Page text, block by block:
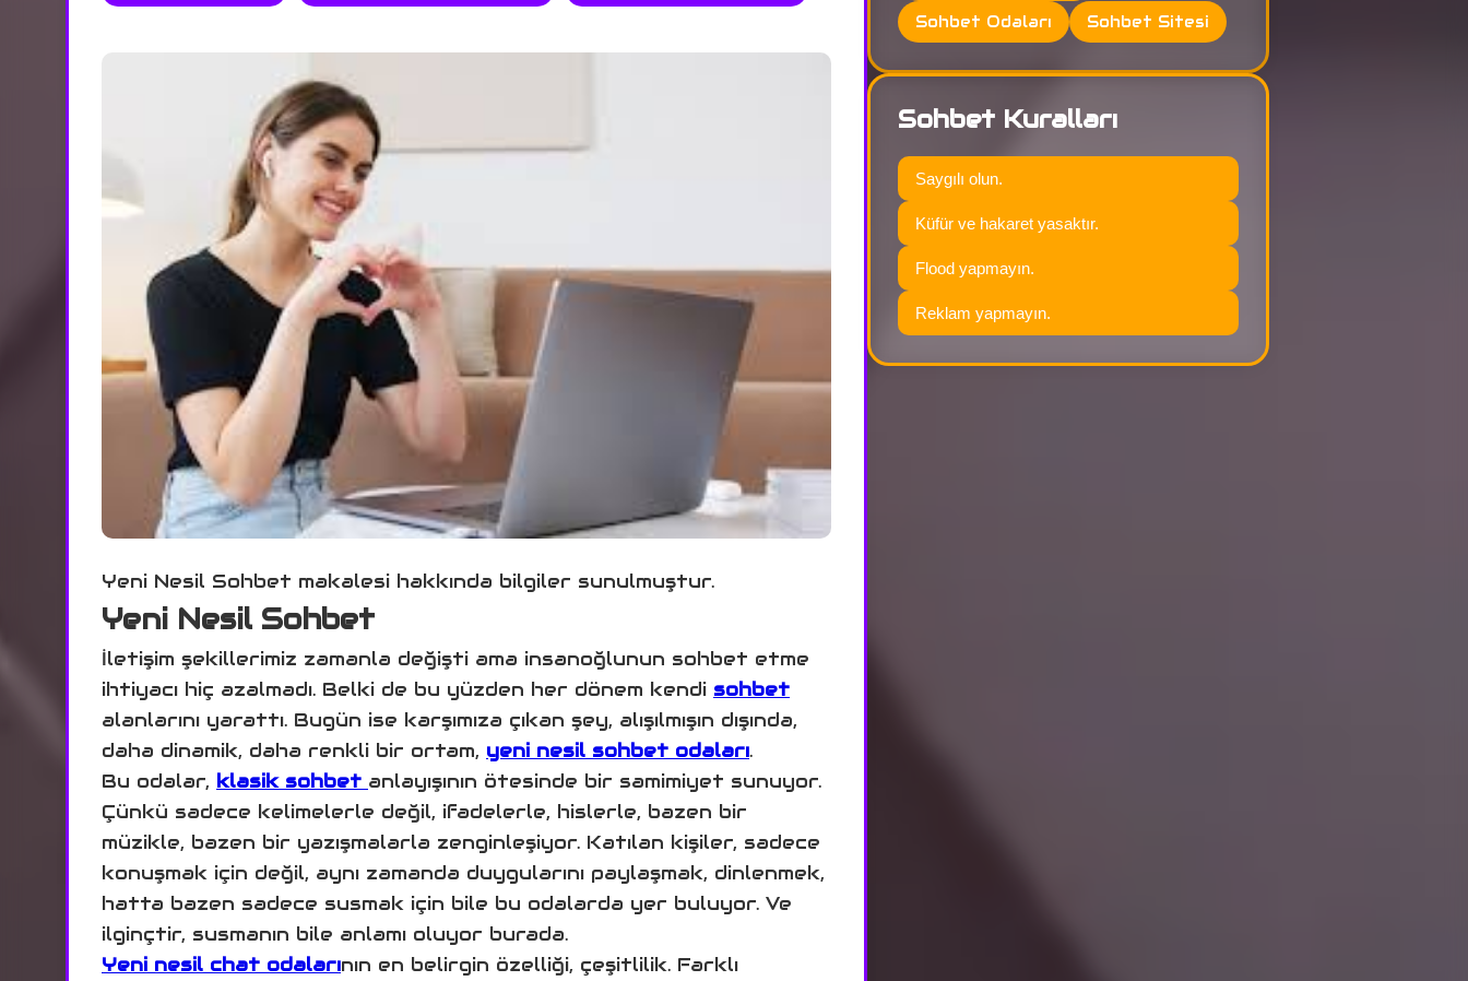
Yeni Nesil Sohbet makalesi hakkında bilgiler sunulmuştur.
Yeni Nesil Sohbet
İletişim şekillerimiz zamanla değişti ama insanoğlunun sohbet etme
ihtiyacı hiç azalmadı. Belki de bu yüzden her dönem kendi sohbet
alanlarını yarattı. Bugün ise karşımıza çıkan şey, alışılmışın dışında,
daha dinamik, daha renkli bir ortam, yeni nesil sohbet odaları.
Bu odalar, klasik sohbet anlayışının ötesinde bir samimiyet sunuyor.
Çünkü sadece kelimelerle değil, ifadelerle, hislerle, bazen bir
müzikle, bazen bir yazışmalarla zenginleşiyor. Katılan kişiler, sadece
konuşmak için değil, aynı zamanda duygularını paylaşmak, dinlenmek,
hatta bazen sadece susmak için bile bu odalarda yer buluyor. Ve
ilginçtir, susmanın bile anlamı oluyor burada.
Yeni nesil chat odalarının en belirgin özelliği, çeşitlilik. Farklı
Sohbet Odaları Sohbet Sitesi
Sohbet Kuralları
Saygılı olun.
Küfür ve hakaret yasaktır.
Flood yapmayın.
Reklam yapmayın.